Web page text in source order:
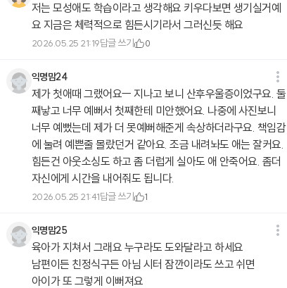
저는 모성애도 학습이라고 생각해요 키우다보면 생기실거예
요 지금은 체력적으로 힘든시기라서 그러신듯 해요
2026.05.25 21:19답글 쓰기 0
익명맘24
제가 첫애때 그랬어요ㅡ 지나고 보니 산후우울증이었구요. 둘
째낳고 너무 예뻐서 첫째한테 미안했어요. 나중에 사진보니
너무 예뻤는데 제가 더 못예뻐해준게 속상하더라구요. 책임감
에 눌려 예쁜줄 몰랐던거 같아요. 조금 내려놔도 애는 잘커요.
힘든건 아웃소싱도 하고 좀 더럽게 실아도 애 안죽어요. 좀더
자신에게 시간을 내어줘도 됩니다.
2026.05.25 21:41답글 쓰기 1
익명맘25
육아가 지쳐서 그래요 누구라도 도와달라고 하세요
남편이든 친정식구든 아님 시터 잠깐이라도 쓰고 쉬면
아이가 또 그렇게 이뻐져요